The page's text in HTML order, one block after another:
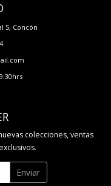
5, Concón
colecciones, ventas
Enviar